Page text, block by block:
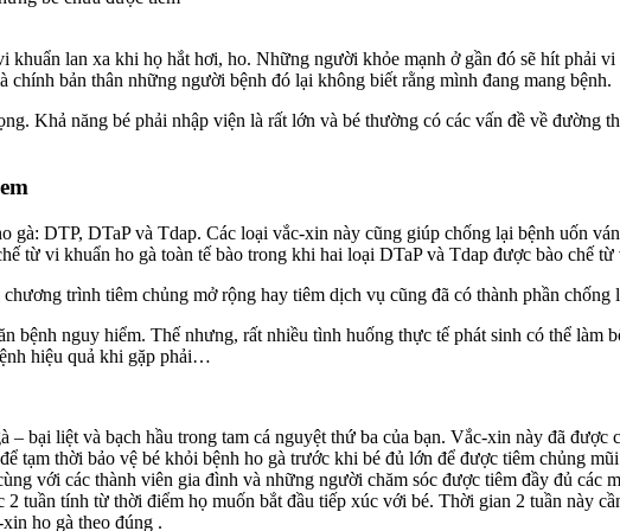
khuẩn lan xa khi họ hắt hơi, ho. Những người khỏe mạnh ở gần đó sẽ hít phải
bản thân những người bệnh đó lại không biết rằng mình đang mang bệnh.
Khả năng bé phải nhập viện là rất lớn và bé thường có các vấn đề về đường
gà: DTP, DTaP và Tdap. Các loại vắc-xin này cũng giúp chống lại bệnh uốn
từ vi khuẩn ho gà toàn tế bào trong khi hai loại DTaP và Tdap được bào chế từ
trình tiêm chủng mở rộng hay tiêm dịch vụ cũng đã có thành phần chống
bệnh nguy hiểm. Thế nhưng, rất nhiều tình huống thực tế phát sinh có thể làm
hiệu quả khi gặp phải…
– bại liệt và bạch hầu trong tam cá nguyệt thứ ba của bạn. Vắc-xin này đã
tạm thời bảo vệ bé khỏi bệnh ho gà trước khi bé đủ lớn để được tiêm chủng
với các thành viên gia đình và những người chăm sóc được tiêm đầy đủ
tuần tính từ thời điểm họ muốn bắt đầu tiếp xúc với bé. Thời gian 2 tuần này
ho gà theo đúng .